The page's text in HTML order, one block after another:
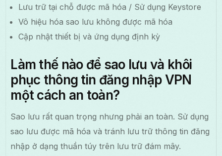
Lưu trữ tại chỗ được mã hóa / Sử dụng Keystore
Vô hiệu hóa sao lưu không được mã hóa
Cập nhật thiết bị và ứng dụng định kỳ
Làm thế nào để sao lưu và khôi
phục thông tin đăng nhập VPN
một cách an toàn?
Sao lưu rất quan trọng nhưng phải an toàn. Sử dụng
sao lưu được mã hóa và tránh lưu trữ thông tin đăng
nhập ở dạng thuần túy trên lưu trữ đám mây.